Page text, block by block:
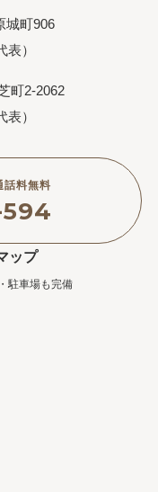
城町906
表）
町2-2062
表）
料無料
594
ップ
駐車場も完備